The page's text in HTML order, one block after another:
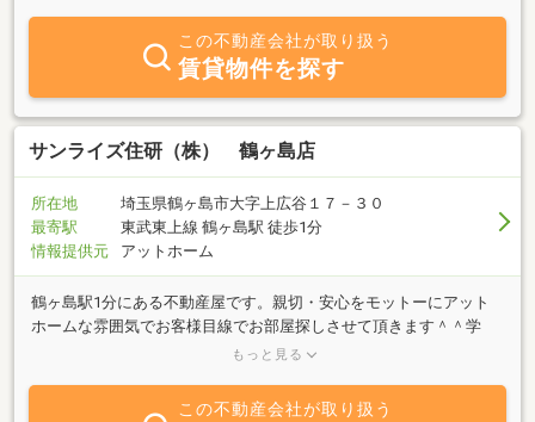
この不動産会社が取り扱う
賃貸物件を探す
サンライズ住研（株） 鶴ヶ島店
所在地
埼玉県鶴ヶ島市大字上広谷１７－３０
最寄駅
東武東上線 鶴ヶ島駅 徒歩1分
情報提供元
アットホーム
鶴ヶ島駅1分にある不動産屋です。親切・安心をモットーにアット
ホームな雰囲気でお客様目線でお部屋探しさせて頂きます＾＾学
生 単身 ファミリー 高齢 生活保護 外国籍 ペット可物件ご
もっと見る
この不動産会社が取り扱う